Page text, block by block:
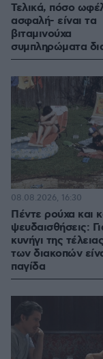
Τελικά, πόσο
ασφαλή- είναι τα
βιταμινούχα
συμπληρώματα
Πέντε ρούχα και
ψευδαισθήσεις:
κυνήγι της
των διακοπών
παγίδα
08.08.2026, 16:30